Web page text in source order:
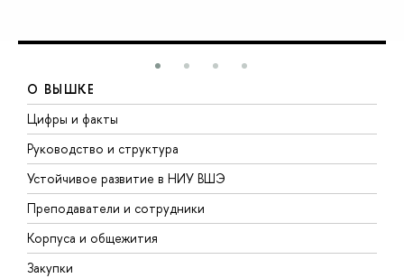
О ВЫШКЕ
Цифры и факты
Руководство и структура
Устойчивое развитие в НИУ ВШЭ
Преподаватели и сотрудники
Корпуса и общежития
Закупки